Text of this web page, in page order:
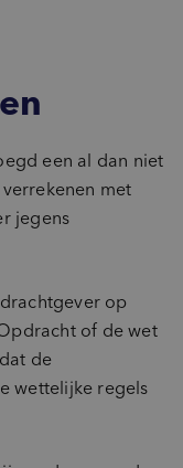
een al dan niet
met
jegens
op
of de wet
de
wettelijke regels